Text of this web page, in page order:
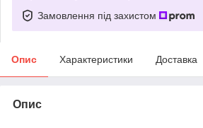
Замовлення під захистом
Опис Характеристики Доставка
Опис